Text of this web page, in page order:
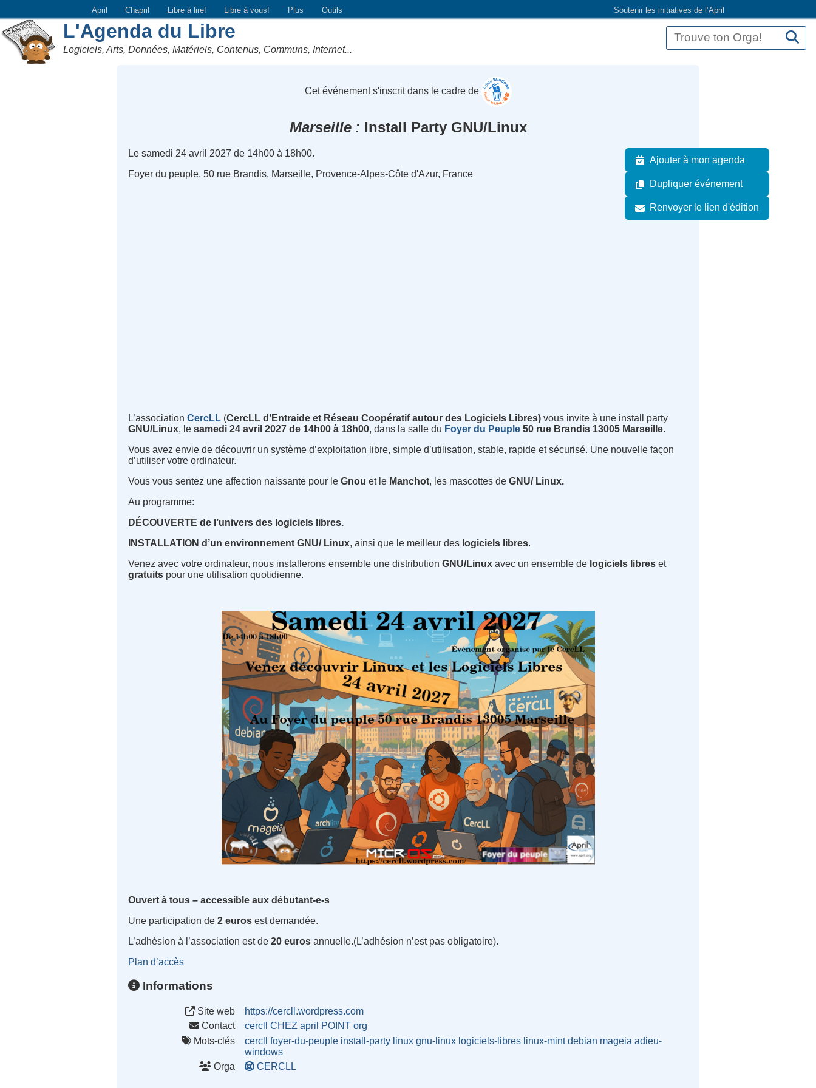
Soutenir les initiatives de l’April
April Chapril Libre à lire! Libre à vous! Plus Outils
L'Agenda du Libre
Logiciels, Arts, Données, Matériels, Contenus, Communs, Internet...
Cet événement s'inscrit dans le cadre de
Marseille Install Party GNU/Linux
Ajouter à mon agenda
Dupliquer événement
Renvoyer le lien d'édition
Le samedi 24 avril 2027 de 14h00 à 18h00.
Foyer du peuple, 50 rue Brandis, Marseille, Provence-Alpes-Côte d'Azur, France
L’association CercLL (CercLL d’Entraide et Réseau Coopératif autour des Logiciels Libres) vous invite à une install party
GNU/Linux, le samedi 24 avril 2027 de 14h00 à 18h00, dans la salle du Foyer du Peuple 50 rue Brandis 13005 Marseille.
Vous avez envie de découvrir un système d’exploitation libre, simple d’utilisation, stable, rapide et sécurisé. Une nouvelle façon
d’utiliser votre ordinateur.
Vous vous sentez une affection naissante pour leGnou et le Manchot, les mascottes de GNU/ Linux.
Au programme:
DÉCOUVERTE de l’univers des logiciels libres.
INSTALLATION d’un environnement GNU/ Linux, ainsi que le meilleur des logiciels libres.
Venez avec votre ordinateur, nous installerons ensemble une distributionGNU/Linuxavec un ensemble de logiciels libres et
gratuits pour une utilisation quotidienne.
Ouvert à tous – accessible aux débutant-e-s
Une participation de2 euros est demandée.
L’adhésion à l’association est de20 euros annuelle.(L’adhésion n’est pas obligatoire).
Plan d’accès
Informations
Site web
https://cercll.wordpress.com
Contact
cercll CHEZ april POINT org
Mots-clés
cercll foyer-du-peuple install-party linux gnu-linux logiciels-libres linux-mint debian mageia adieu-
windows
Orga
CERCLL